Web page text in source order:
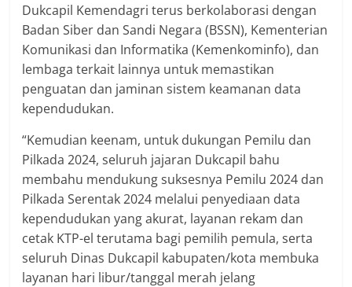
Dukcapil Kemendagri terus berkolaborasi dengan
Badan Siber dan Sandi Negara (BSSN), Kementerian
Komunikasi dan Informatika (Kemenkominfo), dan
lembaga terkait lainnya untuk memastikan
penguatan dan jaminan sistem keamanan data
kependudukan.
“Kemudian keenam, untuk dukungan Pemilu dan
Pilkada 2024, seluruh jajaran Dukcapil bahu
membahu mendukung suksesnya Pemilu 2024 dan
Pilkada Serentak 2024 melalui penyediaan data
kependudukan yang akurat, layanan rekam dan
cetak KTP-el terutama bagi pemilih pemula, serta
seluruh Dinas Dukcapil kabupaten/kota membuka
layanan hari libur/tanggal merah jelang